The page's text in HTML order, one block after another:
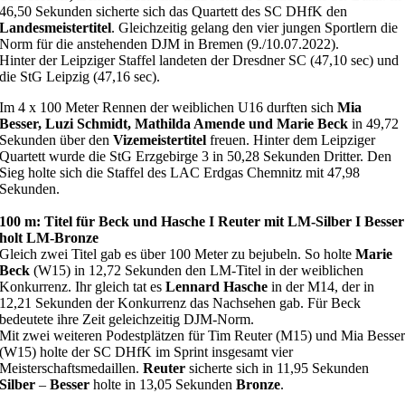
46,50 Sekunden sicherte sich das Quartett des SC DHfK den
Landesmeistertitel. Gleichzeitig gelang den vier jungen Sportlern die
Norm für die anstehenden DJM in Bremen (9./10.07.2022).
Hinter der Leipziger Staffel landeten der Dresdner SC (47,10 sec) und
die StG Leipzig (47,16 sec).
Im 4 x 100 Meter Rennen der weiblichen U16 durften sichMia
Besser, Luzi Schmidt, Mathilda Amende und Marie Beck in 49,72
Sekunden über denVizemeistertitel freuen. Hinter dem Leipziger
Quartett wurde die StG Erzgebirge 3 in 50,28 Sekunden Dritter. Den
Sieg holte sich die Staffel des LAC Erdgas Chemnitz mit 47,98
Sekunden.
100 m: Titel für Beck und Hasche I Reuter mit LM-Silber I Besser
holt LM-Bronze
Gleich zwei Titel gab es über 100 Meter zu bejubeln. So holteMarie
Beck (W15) in 12,72 Sekunden den LM-Titel in der weiblichen
Konkurrenz. Ihr gleich tat esLennard Haschein der M14, der in
12,21 Sekunden der Konkurrenz das Nachsehen gab. Für Beck
bedeutete ihre Zeit geleichzeitig DJM-Norm.
Mit zwei weiteren Podestplätzen für Tim Reuter (M15) und Mia Besser
(W15) holte der SC DHfK im Sprint insgesamt vier
Meisterschaftsmedaillen.Reuter sicherte sich in 11,95 Sekunden
Silber –Besser holte in 13,05 SekundenBronze.